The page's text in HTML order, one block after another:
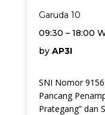
Garuda 10
09:30 – 18:00
by AP3I
SNI Nomor
Pancang
Prategang” dan